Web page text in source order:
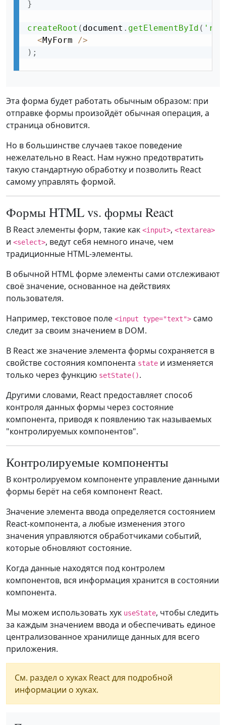
}
createRoot ( document . getElementById (
<MyForm />
) ;
Эта форма будет работать обычным образом: при
отправке формы произойдёт обычная операция, а
страница обновится.
Но в большинстве случаев такое поведение
нежелательно в React. Нам нужно предотвратить
такую стандартную обработку и позволить React
самому управлять формой.
Формы HTML vs. формы React
В React элементы форм, такие как <input>, <textarea>
и <select>, ведут себя немного иначе, чем
традиционные HTML-элементы.
В обычной HTML форме элементы сами отслеживают
своё значение, основанное на действиях
пользователя.
Например, текстовое поле <input type="text"> само
следит за своим значением в DOM.
В React же значение элемента формы сохраняется в
свойстве состояния компонента state и изменяется
только через функцию setState().
Другими словами, React предоставляет способ
контроля данных формы через состояние
компонента, приводя к появлению так называемых
"контролируемых компонентов".
Контролируемые компоненты
В контролируемом компоненте управление данными
формы берёт на себя компонент React.
Значение элемента ввода определяется состоянием
React-компонента, а любые изменения этого
значения управляются обработчиками событий,
которые обновляют состояние.
Когда данные находятся под контролем
компонентов, вся информация хранится в состоянии
компонента.
Мы можем использовать хук useState, чтобы следить
за каждым значением ввода и обеспечивать единое
централизованное хранилище данных для всего
приложения.
См. раздел о хуках React для подробной
информации о хуках.